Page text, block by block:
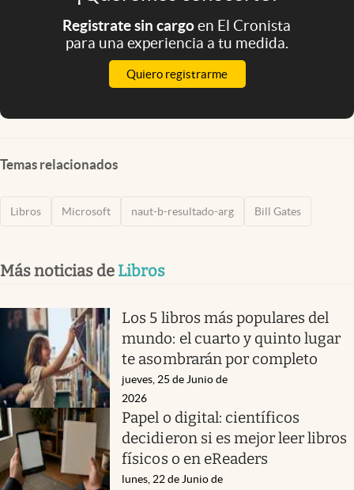
Registrate sin cargoen El Cronista
para una experiencia a tu medida.
Quiero registrarme
Temas relacionados
Libros Microsoft naut-b-resultado-arg Bill Gates
Más noticias de Libros
Los 5 libros más populares del
mundo: el cuarto y quinto lugar
te asombrarán por completo
jueves, 25 de Junio de
2026
Papel o digital: científicos
decidieron si es mejor leer libros
físicos o en eReaders
lunes, 22 de Junio de